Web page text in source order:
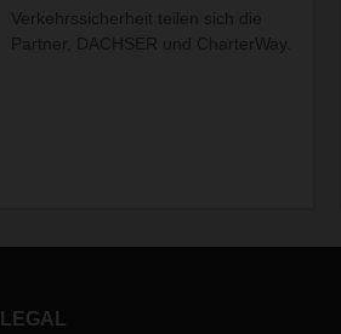
Verkehrssicherheit teilen sich die
Partner, DACHSER und CharterWay.
LEGAL